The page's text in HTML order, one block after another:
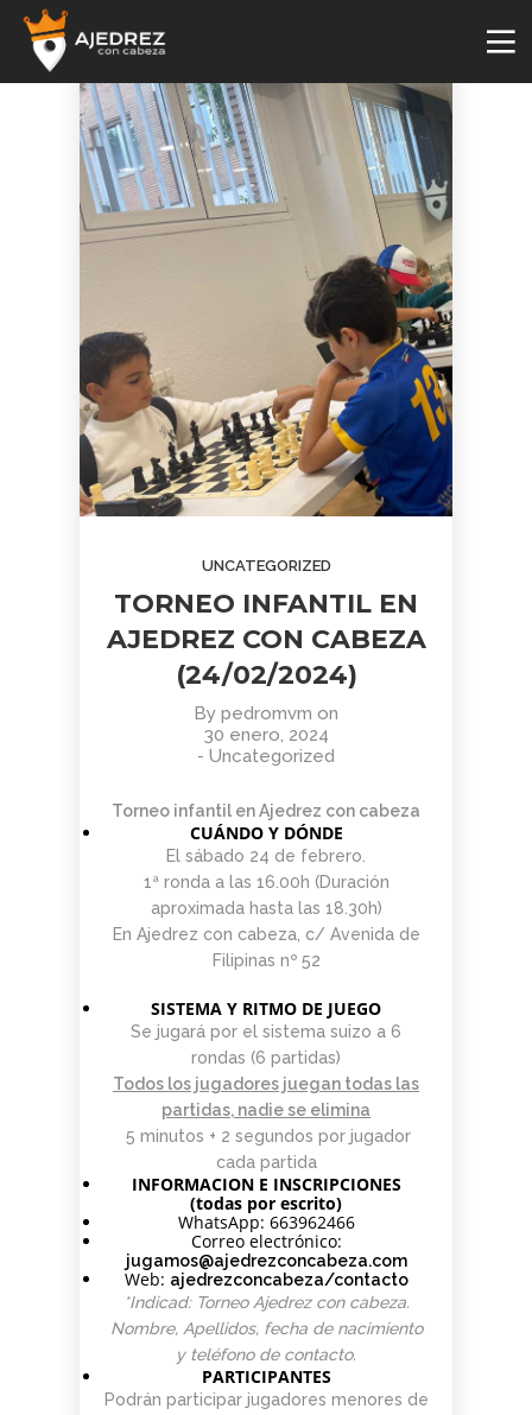
4
COMUNIDAD
AJEDREZ
CON
CABEZA.
VERANO Y
SEPTIEMBRE!
29
2026
ARMAGGEDÓN
AJEDREZ CON
CABEZA – 4 DE
JULIO
¡AJEDREZ EN
CHAMBERÍ!
2
A MIRAR
EL ARTE:
MADRID
EN LA
SEGUNDA
COMUNIDAD
CABEZA –
JUNIO 2026
1
JUNIO
2026
TORNEO
DE
TODAS
LAS
EDADES
Y
NIVELES
– 13 DE
JUNIO
11
MAYO
4
BOLETÍN
MAYO 2026 –
COMUNIDAD
AJEDREZ
30
ABRIL
2026
TORNEO
PARA
TODAS
LAS
EDADES
NIVELES
–
AJEDREZ
CON
CABEZA
23 DE
MAYO
30
ABRIL
2026
APRENDER A
MIRAR EL
ARTE: LA
ABSTRACCIÓN
MONDRIAN (Y
VISITA AL
DEL PAULAR)
2026
AJEDREZ
INICIACIÓN
PARA
ADULTOS -
CURSO DE
AJEDREZ
DESDE 0.
INICIO LA
SEMANA
DEL 11 DE
MAYO
27
2026
CAMPAMENTO
DE VERANO
AJEDREZ CON
CABEZA 2026
2026
EL DESAFÍO
DE JUGAR
CON
DIFERENCIA
DE ELO –
MARZO.
20.15H
UNCATEGORIZED
TORNEO INFANTIL EN
AJEDREZ CON CABEZA
(24/02/2024)
By pedromvm on
30 enero, 2024
- Uncategorized
Torneo infantil en Ajedrez con cabeza
CUÁNDO Y DÓNDE
El sábado 24 de febrero.
1ª ronda a las 16.00h (Duración
aproximada hasta las 18.30h)
En Ajedrez con cabeza, c/ Avenida de
Filipinas nº 52
SISTEMA Y RITMO DE JUEGO
Se jugará por el sistema suizo a 6
rondas (6 partidas)
Todos los jugadores juegan todas las
partidas, nadie se elimina
5 minutos + 2 segundos por jugador
cada partida
INFORMACION E INSCRIPCIONES
(todas por escrito)
WhatsApp: 663962466
Correo electrónico:
jugamos@ajedrezconcabeza.com
Web: ajedrezconcabeza/contacto
*Indicad: Torneo Ajedrez con cabeza.
Nombre, Apellidos, fecha de nacimiento
y teléfono de contacto.
PARTICIPANTES
Podrán participar jugadores menores de